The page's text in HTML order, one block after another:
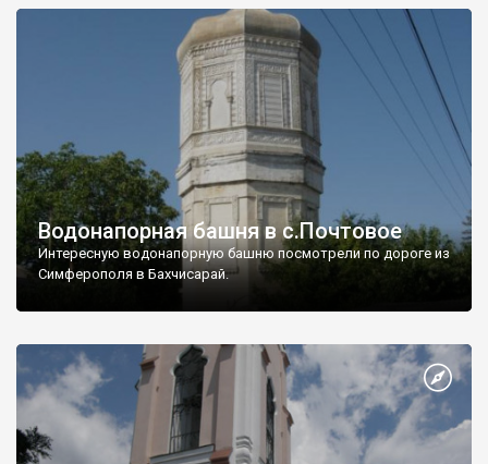
Водонапорная башня в с.Почтовое
Интересную водонапорную башню посмотрели по дороге из
Симферополя в Бахчисарай.